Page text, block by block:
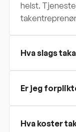
helst.
Hva slags
Er jeg
Hva koster